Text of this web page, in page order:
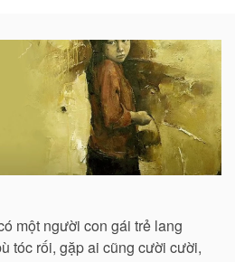
một người con gái trẻ lang
tóc rối, gặp ai cũng cười cười,